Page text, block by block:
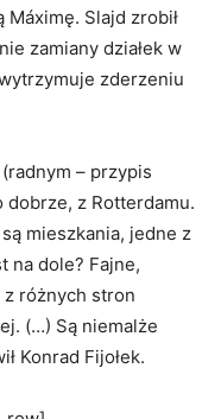
Slajd zrobił
zamiany działek w
zderzeniu
– przypis
dobrze, z Rotterdamu.
mieszkania, jedne z
na dole? Fajne,
różnych stron
(…) Są niemalże
Konrad Fijołek.